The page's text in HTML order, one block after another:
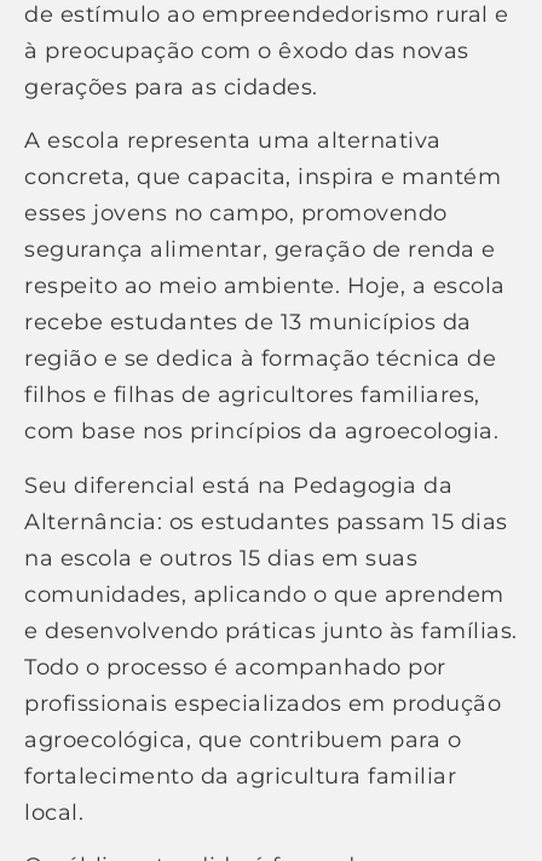
de estímulo ao empreendedorismo rural e
à preocupação com o êxodo das novas
gerações para as cidades.
A escola representa uma alternativa
concreta, que capacita, inspira e mantém
esses jovens no campo, promovendo
segurança alimentar, geração de renda e
respeito ao meio ambiente. Hoje, a escola
recebe estudantes de 13 municípios da
região e se dedica à formação técnica de
filhos e filhas de agricultores familiares,
com base nos princípios da agroecologia.
Seu diferencial está na Pedagogia da
Alternância: os estudantes passam 15 dias
na escola e outros 15 dias em suas
comunidades, aplicando o que aprendem
e desenvolvendo práticas junto às famílias.
Todo o processo é acompanhado por
profissionais especializados em produção
agroecológica, que contribuem para o
fortalecimento da agricultura familiar
local.